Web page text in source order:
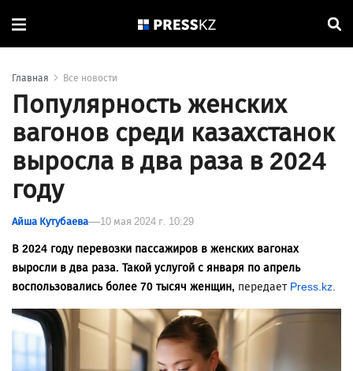
Главная Все новости
Популярность женских
вагонов среди казахстанок
выросла в два раза в 2024
году
Айша Кутубаева 10 мая 2024 г. 10:29
В 2024 году перевозки пассажиров в женских вагонах
выросли в два раза. Такой услугой с января по апрель
воспользовались более 70 тысяч женщин, передает Press.kz.